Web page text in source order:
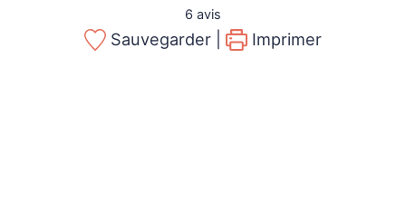
6 avis
Sauvegarder | Imprimer